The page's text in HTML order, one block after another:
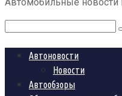
Поиск:
Автоновости
Новости
Автообзоры